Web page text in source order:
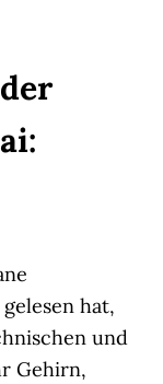
gelesen hat,
und
Gehirn,